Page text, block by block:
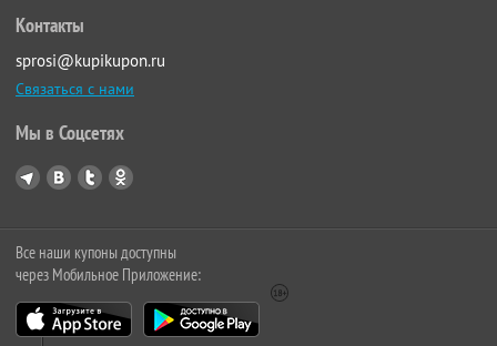
Контакты
sprosi@kupikupon.ru
Связаться с нами
Мы в Соцсетях
Все наши купоны доступны
через Мобильное Приложение: